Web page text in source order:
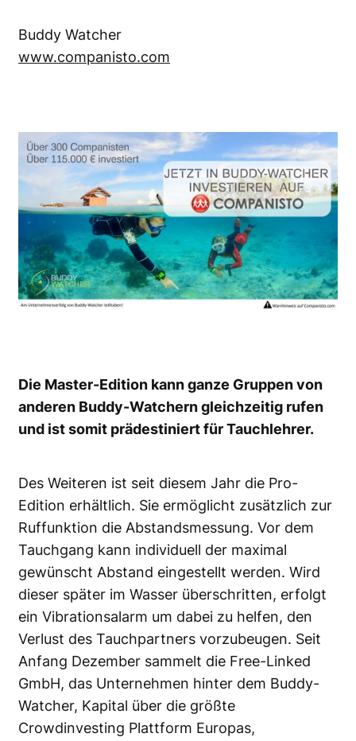
Buddy Watcher
www.companisto.com
Die Master-Edition kann ganze Gruppen von
anderen Buddy-Watchern gleichzeitig rufen
und ist somit prädestiniert für Tauchlehrer.
Des Weiteren ist seit diesem Jahr die Pro-
Edition erhältlich. Sie ermöglicht zusätzlich zur
Ruffunktion die Abstandsmessung. Vor dem
Tauchgang kann individuell der maximal
gewünscht Abstand eingestellt werden. Wird
dieser später im Wasser überschritten, erfolgt
ein Vibrationsalarm um dabei zu helfen, den
Verlust des Tauchpartners vorzubeugen. Seit
Anfang Dezember sammelt die Free-Linked
GmbH, das Unternehmen hinter dem Buddy-
Watcher, Kapital über die größte
Crowdinvesting Plattform Europas,